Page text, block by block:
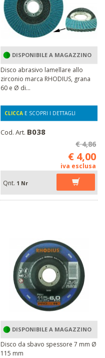
DISPONIBILE A MAGAZZINO
Disco abrasivo lamellare allo
zirconio marca RHODIUS, grana
60 e Ø di...
CLICCA E SCOPRI I DETTAGLI
Cod. Art. B038
€ 4,86
€ 4,00
iva esclusa
Qnt. 1 Nr
DISPONIBILE A MAGAZZINO
Disco da sbavo spessore 7 mm Ø
115 mm